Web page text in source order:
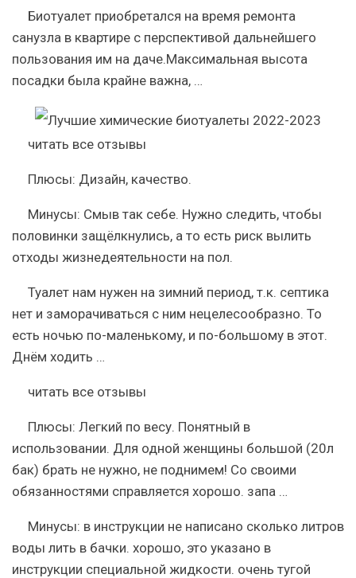
Биотуалет приобретался на время ремонта
санузла в квартире с перспективой дальнейшего
пользования им на даче.Максимальная высота
посадки была крайне важна, …
читать все отзывы
Плюсы: Дизайн, качество.
Минусы: Смыв так себе. Нужно следить, чтобы
половинки защёлкнулись, а то есть риск вылить
отходы жизнедеятельности на пол.
Туалет нам нужен на зимний период, т.к. септика
нет и заморачиваться с ним нецелесообразно. То
есть ночью по-маленькому, и по-большому в этот.
Днём ходить …
читать все отзывы
Плюсы: Легкий по весу. Понятный в
использовании. Для одной женщины большой (20л
бак) брать не нужно, не поднимем! Со своими
обязанностями справляется хорошо. запа …
Минусы: в инструкции не написано сколько литров
воды лить в бачки. хорошо, это указано в
инструкции специальной жидкости. очень тугой